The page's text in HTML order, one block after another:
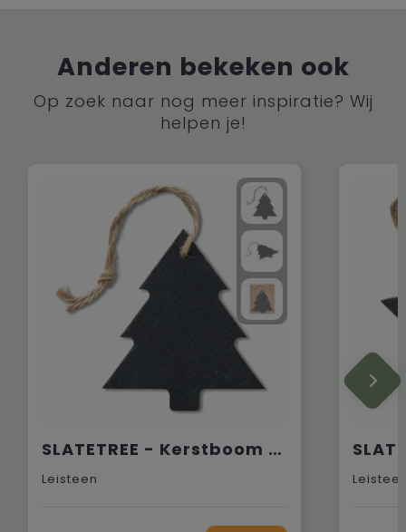
Anderen bekeken ook
Op zoek naar nog meer inspiratie? Wij
helpen je!
SLATETREE - Kerstboom hanger van leisteen
Leisteen